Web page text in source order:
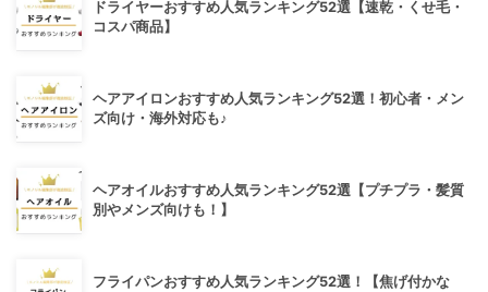
ドライヤーおすすめ人気ランキング52選【速乾・くせ毛・
コスパ商品】
ヘアアイロンおすすめ人気ランキング52選！初心者・メン
ズ向け・海外対応も♪
ヘアオイルおすすめ人気ランキング52選【プチプラ・髪質
別やメンズ向けも！】
フライパンおすすめ人気ランキング52選！【焦げ付かな